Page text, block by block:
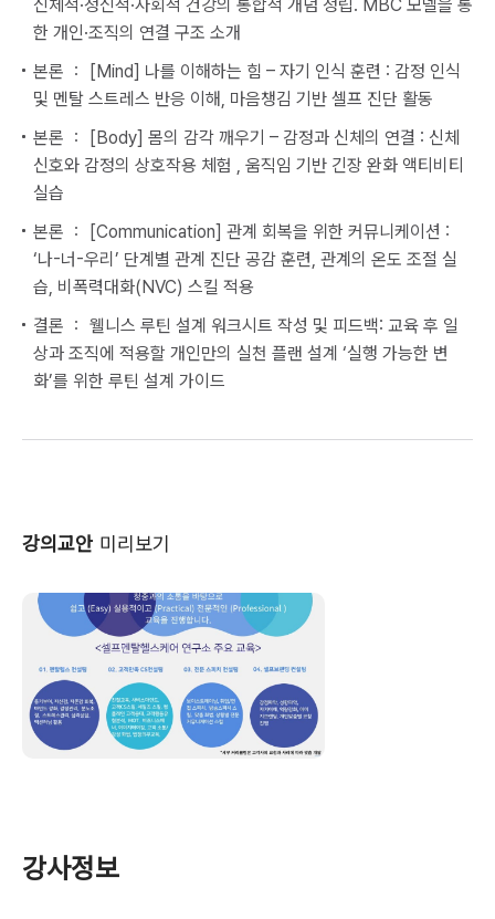
신체적·정신적·사회적 건강의 통합적 개념 정립. MBC 모델을 통
한 개인·조직의 연결 구조 소개
본론 ： [Mind] 나를 이해하는 힘 – 자기 인식 훈련 : 감정 인식
및 멘탈 스트레스 반응 이해, 마음챙김 기반 셀프 진단 활동
본론 ： [Body] 몸의 감각 깨우기 – 감정과 신체의 연결 : 신체
신호와 감정의 상호작용 체험 , 움직임 기반 긴장 완화 액티비티
실습
본론 ： [Communication] 관계 회복을 위한 커뮤니케이션 :
‘나-너-우리’ 단계별 관계 진단 공감 훈련, 관계의 온도 조절 실
습, 비폭력대화(NVC) 스킬 적용
결론 ： 웰니스 루틴 설계 워크시트 작성 및 피드백: 교육 후 일
상과 조직에 적용할 개인만의 실천 플랜 설계 ‘실행 가능한 변
화’를 위한 루틴 설계 가이드
강의교안 미리보기
강사정보